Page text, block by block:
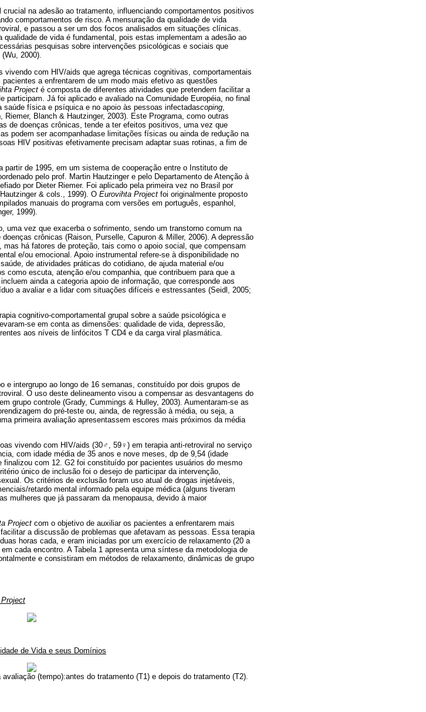
na adesão ao tratamento, influenciando comportamentos positivos
comportamentos de risco. A mensuração da qualidade de vida
e passou a ser um dos focos analisados em situações clínicas.
de vida é fundamental, pois estas implementam a adesão ao
pesquisas sobre intervenções psicológicas e sociais que
2000).
vivendo com HIV/aids que agrega técnicas cognitivas, comportamentais
a enfrentarem de um modo mais efetivo as questões
Project é composta de diferentes atividades que pretendem facilitar a
Já foi aplicado e avaliado na Comunidade Européia, no final
física e psíquica e no apoio às pessoas infectadascoping
Blanch & Hautzinger, 2003). Este Programa, como outras
de doenças crônicas, tende a ter efeitos positivos, uma vez que
podem ser acompanhadase limitações físicas ou ainda de redução na
HIV positivas efetivamente precisam adaptar suas rotinas, a fim de
partir de 1995, em um sistema de cooperação entre o Instituto de
pelo prof. Martin Hautzinger e pelo Departamento de Atenção à
por Dieter Riemer. Foi aplicado pela primeira vez no Brasil por
& cols., 1999). O Eurovihta Project foi originalmente proposto
manuais do programa com versões em português, espanhol,
1999).
uma vez que exacerba o sofrimento, sendo um transtorno comum na
crônicas (Raison, Purselle, Capuron & Miller, 2006). A depressão
há fatores de proteção, tais como o apoio social, que compensam
e/ou emocional. Apoio instrumental refere-se à disponibilidade no
de atividades práticas do cotidiano, de ajuda material e/ou
como escuta, atenção e/ou companhia, que contribuem para que a
ainda a categoria apoio de informação, que corresponde aos
a avaliar e a lidar com situações difíceis e estressantes (Seidl, 2005;
cognitivo-comportamental grupal sobre a saúde psicológica e
se em conta as dimensões: qualidade de vida, depressão,
aos níveis de linfócitos T CD4 e da carga viral plasmática.
e intergrupo ao longo de 16 semanas, constituído por dois grupos de
O uso deste delineamento visou a compensar as desvantagens do
grupo controle (Grady, Cummings & Hulley, 2003). Aumentaram-se as
do pré-teste ou, ainda, de regressão à média, ou seja, a
primeira avaliação apresentassem escores mais próximos da média
vivendo com HIV/aids (30♂, 59♀) em terapia anti-retroviral no serviço
com idade média de 35 anos e nove meses, dp de 9,54 (idade
com 12. G2 foi constituído por pacientes usuários do mesmo
único de inclusão foi o desejo de participar da intervenção,
Os critérios de exclusão foram uso atual de drogas injetáveis,
retardo mental informado pela equipe médica (alguns tiveram
mulheres que já passaram da menopausa, devido à maior
Project com o objetivo de auxiliar os pacientes a enfrentarem mais
a discussão de problemas que afetavam as pessoas. Essa terapia
horas cada, e eram iniciadas por um exercício de relaxamento (20 a
cada encontro. A Tabela 1 apresenta uma síntese da metodologia de
e consistiram em métodos de relaxamento, dinâmicas de grupo
de Vida e seus Domínios
(tempo):antes do tratamento (T1) e depois do tratamento (T2).